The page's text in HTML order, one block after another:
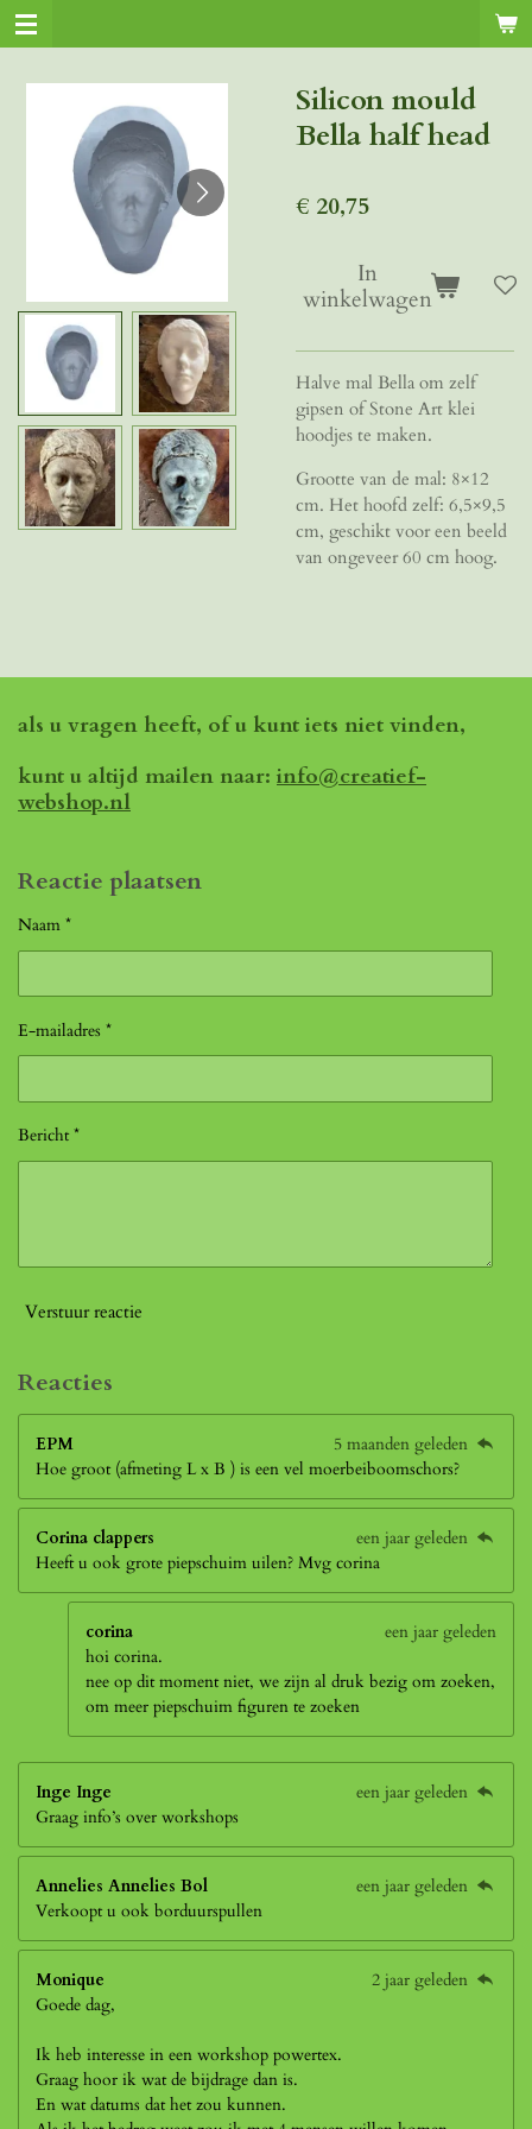
Ga
direct
hoofdinhoud
Silicon mould
Bella half head
€ 20,75
In
winkelwagen
Halve mal Bella om zelf
gipsen of Stone Art klei
hoodjes te maken.
Grootte van de mal: 8×12
cm. Het hoofd zelf: 6,5×9,5
cm, geschikt voor een beeld
van ongeveer 60 cm hoog.
als u vragen heeft, of u kunt iets niet vinden,
kunt u altijd mailen naar: info@creatief-
webshop.nl
Reactie plaatsen
Naam *
E-mailadres *
Bericht *
Verstuur reactie
Reacties
EPM
5 maanden geleden
Hoe groot (afmeting L x B ) is een vel moerbeiboomschors?
Corina clappers
een jaar geleden
Heeft u ook grote piepschuim uilen? Mvg corina
corina
een jaar geleden
hoi corina.
nee op dit moment niet, we zijn al druk bezig om zoeken,
om meer piepschuim figuren te zoeken
Inge Inge
een jaar geleden
Graag info’s over workshops
Annelies Annelies Bol
een jaar geleden
Verkoopt u ook borduurspullen
Monique
2 jaar geleden
Goede dag,
Ik heb interesse in een workshop powertex.
Graag hoor ik wat de bijdrage dan is.
En wat datums dat het zou kunnen.